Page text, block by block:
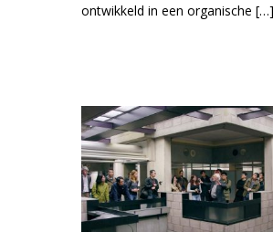
ontwikkeld in een organische […]